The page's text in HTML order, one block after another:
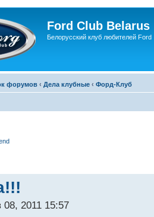
Ford Club Belarus
Белорусский клуб любителей Ford
форумов ‹ Дела клубные ‹ Форд-Клуб
2011 15:57